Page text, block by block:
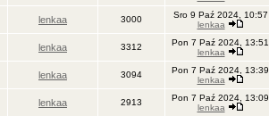
lenkaa 3000
Sro 9 Paź 2024, 10:57
lenkaa
lenkaa 3312
Pon 7 Paź 2024, 13:51
lenkaa
lenkaa 3094
Pon 7 Paź 2024, 13:39
lenkaa
lenkaa 2913
Pon 7 Paź 2024, 13:09
lenkaa